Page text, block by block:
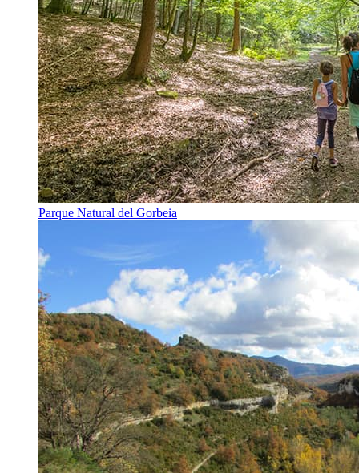
Parque Natural del Gorbeia